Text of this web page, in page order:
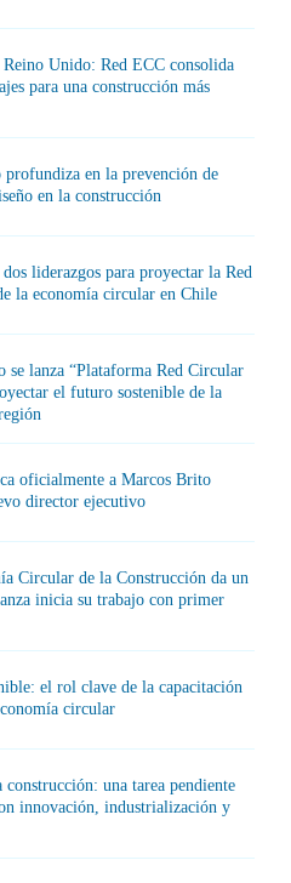
Unido: Red ECC consolida
para una construcción más
profundiza en la prevención de
en la construcción
liderazgos para proyectar la Red
la economía circular en Chile
se lanza “Plataforma Red Circular
el futuro sostenible de la
oficialmente a Marcos Brito
director ejecutivo
Circular de la Construcción da un
inicia su trabajo con primer
el rol clave de la capacitación
circular
una tarea pendiente
innovación, industrialización y